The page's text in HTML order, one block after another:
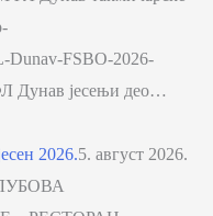
Dunav-FSBO-2026-
Дунав јесењи део…
2026.5. август 2026.